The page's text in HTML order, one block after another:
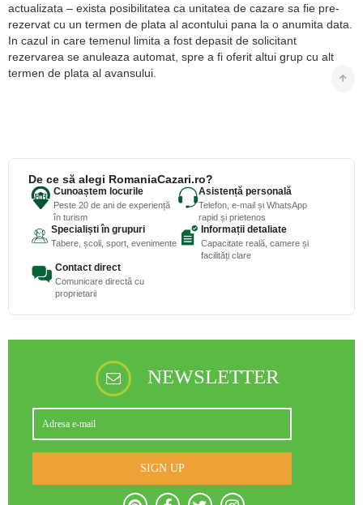
actualizata – exista posibilitatea ca unitatea de cazare sa fie pre-
rezervat cu un termen de plata al acontului pana la o anumita data.
In cazul in care temenul limita a fost depasit de solicitant
rezervarea se anuleaza automat, spre a fi oferit altui grup cu alt
termen de plata al avansului.
De ce să alegi RomaniaCazari.ro?
Cunoaștem locurile
Peste 20 de ani de experiență
în turism
Asistență personală
Telefon, e-mail și WhatsApp
rapid și prietenos
Specialiști în grupuri
Tabere, școli, sport, evenimente
Informații detaliate
Capacitate reală, camere și
facilități clare
Contact direct
Comunicare directă cu
proprietarii
NEWSLETTER
SIGN UP